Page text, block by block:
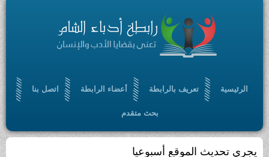
الرئيسية تعريف بالرابطة أعضاء الرابطة اتصل بنا
بحث متقدم
يجري تحديث الموقع أسبوعيا